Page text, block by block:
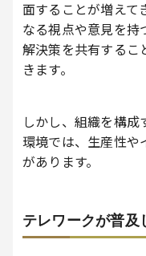
面することが増えて
なる視点や意見を持
解決策を共有するこ
きます。
しかし、組織を構
環境では、生産性や
があります。
テレワークが普及